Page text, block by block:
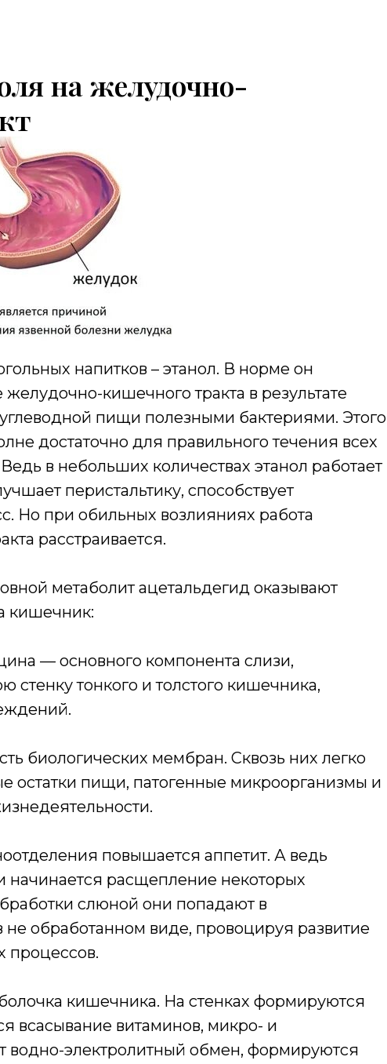
на желудочно-
напитков – этанол. В норме он
желудочно-кишечного тракта в результате
пищи полезными бактериями. Этого
достаточно для правильного течения всех
в небольших количествах этанол работает
перистальтику, способствует
Но при обильных возлияниях работа
расстраивается.
метаболит ацетальдегид оказывают
кишечник:
— основного компонента слизи,
тонкого и толстого кишечника,
биологических мембран. Сквозь них легко
остатки пищи, патогенные микроорганизмы и
повышается аппетит. А ведь
начинается расщепление некоторых
слюной они попадают в
обработанном виде, провоцируя развитие
процессов.
кишечника. На стенках формируются
всасывание витаминов, микро- и
водно-электролитный обмен, формируются